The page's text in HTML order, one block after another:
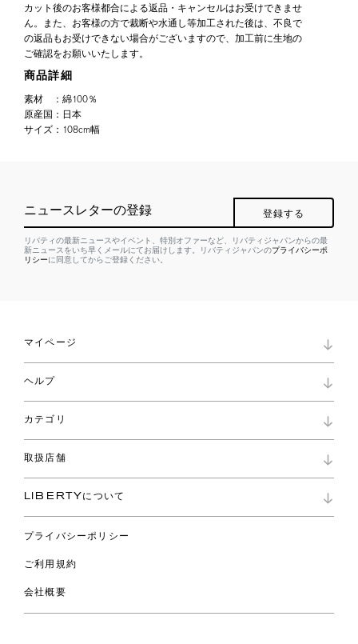
カット後のお客様都合による返品・キャンセルはお受けできませ
ん。また、お客様の方で裁断や水通し等加工された後は、不良で
の返品もお受けできない場合がございますので、加工前に生地の
ご確認をお願いいたします。
商品詳細
素材 ： 綿100％
原産国 ： 日本
サイズ ： 108cm幅
ニュースレターの登録 登録する
リバティの最新ニュースやイベント、特別オファーなど、リバティジャパンからの最
新ニュースをいち早くメールにてお届けします。リバティジャパンのプライバシーポ
リシーに同意してからご登録ください。
マイページ
ロイヤリティプログラム
パスワード再設定
ショッピングバッグ
ヘルプ
お問い合わせ
よくあるご質問
ご利用ガイド
カテゴリ
コレクション
ファブリックス
バッグ
ウェア
ライフスタイル
スペシャル
取扱店舗
リバティ・ファブリックス
LIBERTYについて
プライバシーポリシー
ご利用規約
会社概要